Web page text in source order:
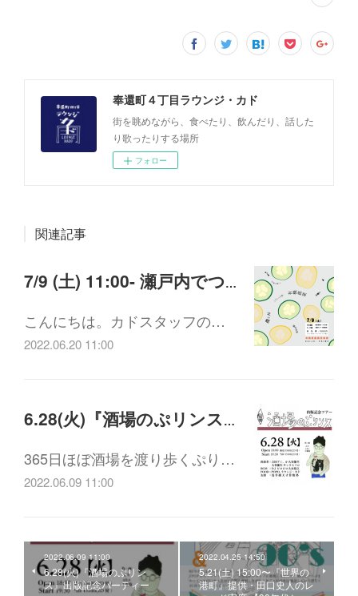
奉還町４丁目ラウンジ・カド
街を眺めながら、食べたり、飲んだり、話した
り歌ったりする場所
フォロー
関連記事
7/9 (土) 11:00- 瀬戸内でつながる地域の食・農・まちを楽しむー愛媛・有機菜園 藤田家族の夏の初めのランチ会ー
こんにちは。カドスタッフの…
2022.06.20 11:00
6.28(火)『酒場のぷリンス』出版記念パーティー
365日ほぼ酒場を渡り歩くぷり…
2022.06.09 11:00
2022.06.09 11:00
6.28(火)『酒場のぷリン
ス』出版記念パーティー
2022.04.25 14:50
5.21(土) 15:00〜『世界の
港町』提供・田口史人のレ